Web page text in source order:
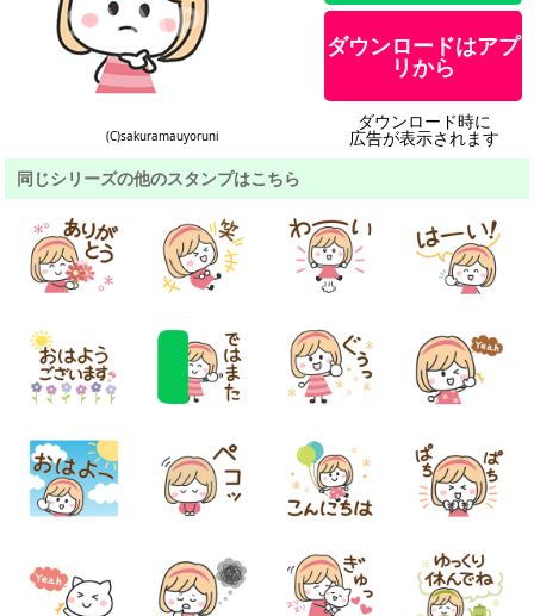
(C)sakuramauyoruni
ダウンロードはアプ
リから
ダウンロード時に
広告が表示されます
同じシリーズの他のスタンプはこちら